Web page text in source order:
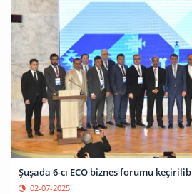
Şuşada 6-cı ECO biznes forumu keçirilib
02-07-2025